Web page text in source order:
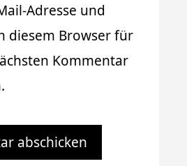
Adresse und
diesem Browser für
Kommentar